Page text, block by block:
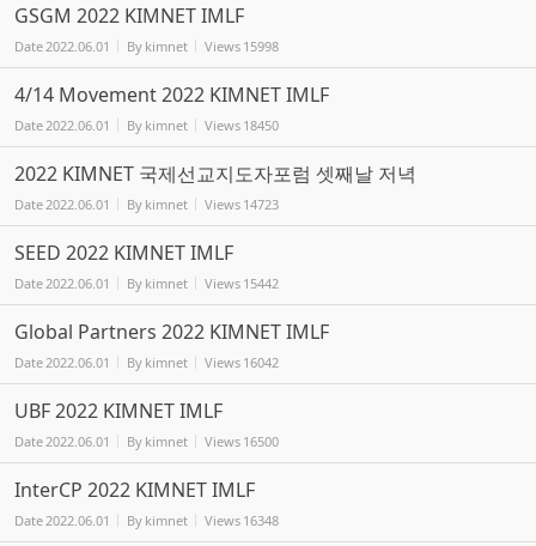
GSGM 2022 KIMNET IMLF
Date 2022.06.01 By kimnet Views 15998
4/14 Movement 2022 KIMNET IMLF
Date 2022.06.01 By kimnet Views 18450
2022 KIMNET 국제선교지도자포럼 셋째날 저녁
Date 2022.06.01 By kimnet Views 14723
SEED 2022 KIMNET IMLF
Date 2022.06.01 By kimnet Views 15442
Global Partners 2022 KIMNET IMLF
Date 2022.06.01 By kimnet Views 16042
UBF 2022 KIMNET IMLF
Date 2022.06.01 By kimnet Views 16500
InterCP 2022 KIMNET IMLF
Date 2022.06.01 By kimnet Views 16348